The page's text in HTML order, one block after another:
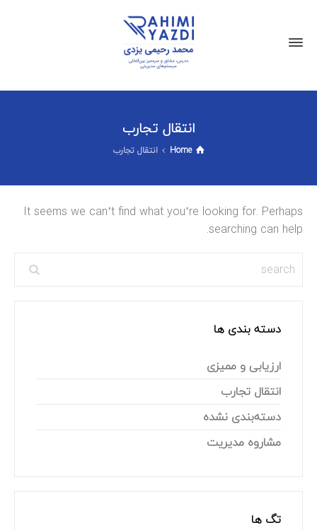
انتقال تجارب
Home انتقال تجارب
It seems we can’t find what you’re looking for. Perhaps
searching can help.
دسته بندی ها
ارزیابی و ممیزی
انتقال تجارب
دسته‌بندی نشده
مشاروه مدیریت
تگ ها